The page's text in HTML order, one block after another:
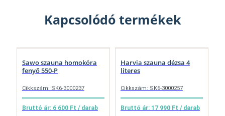
Kapcsolódó termékek
Sawo szauna homokóra
fenyő 550-P
Cikkszám: SK6-3000237
Bruttó ár: 6 600 Ft / darab
Harvia szauna dézsa 4
literes
Cikkszám: SK6-3000257
Bruttó ár: 17 990 Ft / darab